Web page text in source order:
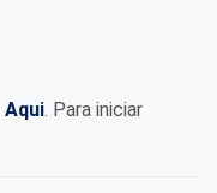
Aqui. Para iniciar